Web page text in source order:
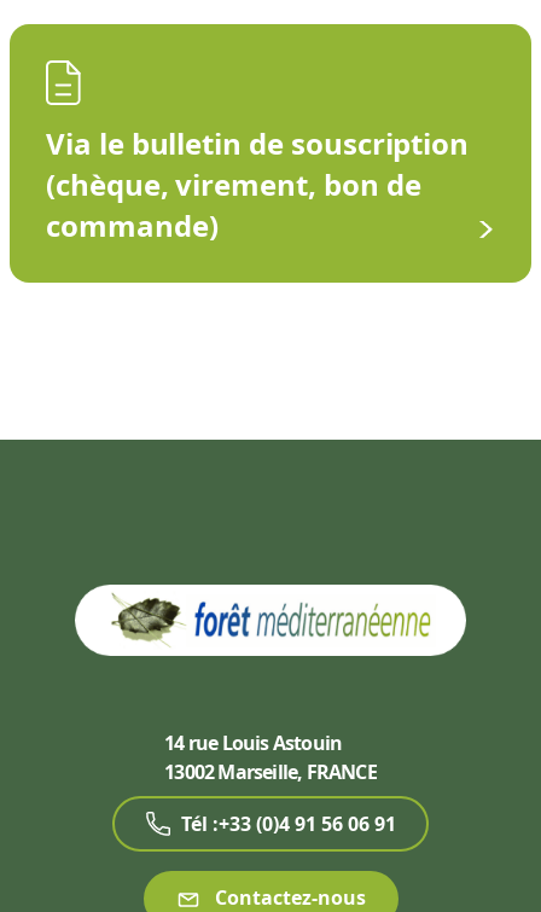
Via le bulletin de souscription
(chèque, virement, bon de
commande)
14 rue Louis Astouin
13002 Marseille, FRANCE
Tél :+33 (0)4 91 56 06 91
Contactez-nous